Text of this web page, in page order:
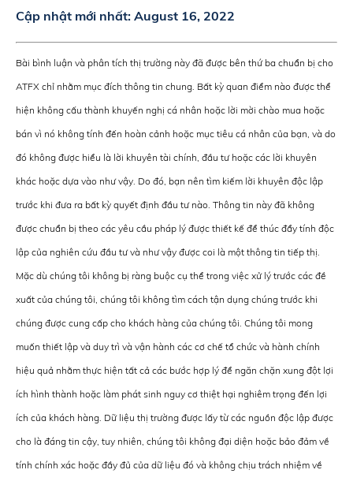
Cập nhật mới nhất: August 16, 2022
Bài bình luận và phân tích thị trường này đã được bên thứ ba chuẩn bị cho
ATFX chỉ nhằm mục đích thông tin chung. Bất kỳ quan điểm nào được thể
hiện không cấu thành khuyến nghị cá nhân hoặc lời mời chào mua hoặc
bán vì nó không tính đến hoàn cảnh hoặc mục tiêu cá nhân của bạn, và do
đó không được hiểu là lời khuyên tài chính, đầu tư hoặc các lời khuyên
khác hoặc dựa vào như vậy. Do đó, bạn nên tìm kiếm lời khuyên độc lập
trước khi đưa ra bất kỳ quyết định đầu tư nào. Thông tin này đã không
được chuẩn bị theo các yêu cầu pháp lý được thiết kế để thúc đẩy tính độc
lập của nghiên cứu đầu tư và như vậy được coi là một thông tin tiếp thị.
Mặc dù chúng tôi không bị ràng buộc cụ thể trong việc xử lý trước các đề
xuất của chúng tôi, chúng tôi không tìm cách tận dụng chúng trước khi
chúng được cung cấp cho khách hàng của chúng tôi. Chúng tôi mong
muốn thiết lập và duy trì và vận hành các cơ chế tổ chức và hành chính
hiệu quả nhằm thực hiện tất cả các bước hợp lý để ngăn chặn xung đột lợi
ích hình thành hoặc làm phát sinh nguy cơ thiệt hại nghiêm trọng đến lợi
ích của khách hàng. Dữ liệu thị trường được lấy từ các nguồn độc lập được
cho là đáng tin cậy, tuy nhiên, chúng tôi không đại diện hoặc bảo đảm về
tính chính xác hoặc đầy đủ của dữ liệu đó và không chịu trách nhiệm về